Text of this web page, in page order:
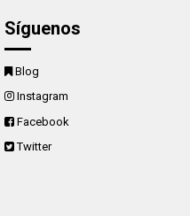
Síguenos
Blog
Instagram
Facebook
Twitter